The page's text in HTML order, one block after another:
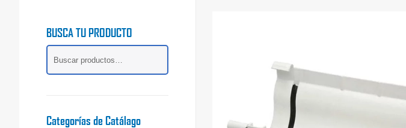
BUSCA TU PRODUCTO
Categorías de Catálago